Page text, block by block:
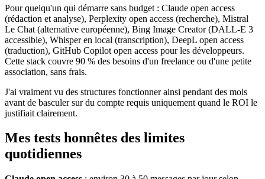
Pour quelqu'un qui démarre sans budget : Claude open access
(rédaction et analyse), Perplexity open access (recherche), Mistral
Le Chat (alternative européenne), Bing Image Creator (DALL-E 3
accessible), Whisper en local (transcription), DeepL open access
(traduction), GitHub Copilot open access pour les développeurs.
Cette stack couvre 90 % des besoins d'un freelance ou d'une petite
association, sans frais.
J'ai vraiment vu des structures fonctionner ainsi pendant des mois
avant de basculer sur du compte requis uniquement quand le ROI le
justifiait clairement.
Mes tests honnêtes des limites
quotidiennes